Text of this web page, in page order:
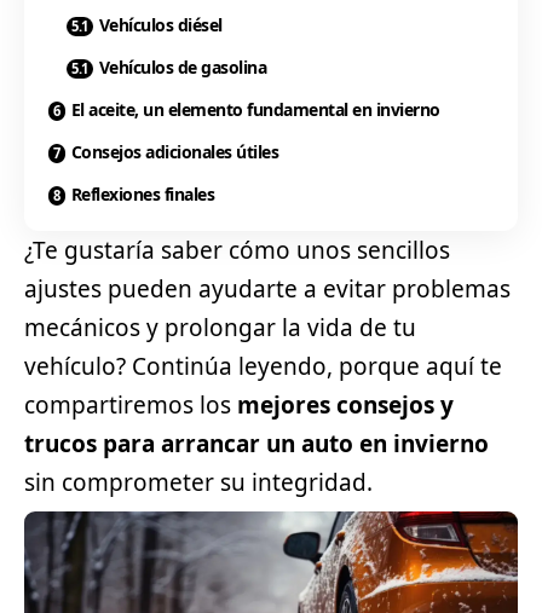
Vehículos diésel
Vehículos de gasolina
El aceite, un elemento fundamental en invierno
Consejos adicionales útiles
Reflexiones finales
¿Te gustaría saber cómo unos sencillos
ajustes pueden ayudarte a evitar problemas
mecánicos y prolongar la vida de tu
vehículo? Continúa leyendo, porque aquí te
compartiremos los mejores consejos y
trucos para arrancar un auto en invierno
sin comprometer su integridad.